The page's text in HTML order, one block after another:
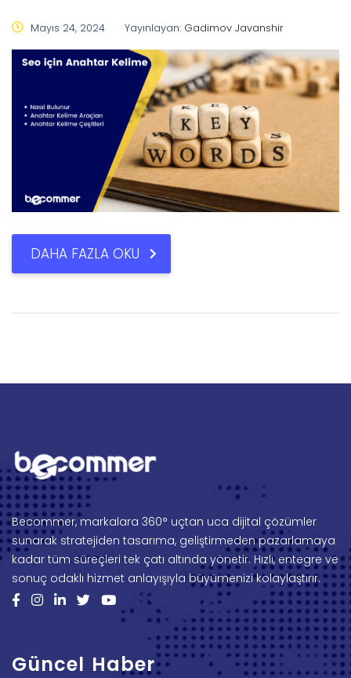
Mayıs 24, 2024 Yayınlayan: Gadimov Javanshir
DAHA FAZLA OKU
Becommer, markalara 360° uçtan uca dijital çözümler
sunarak stratejiden tasarıma, geliştirmeden pazarlamaya
kadar tüm süreçleri tek çatı altında yönetir. Hızlı, entegre ve
sonuç odaklı hizmet anlayışıyla büyümenizi kolaylaştırır.
Güncel Haber